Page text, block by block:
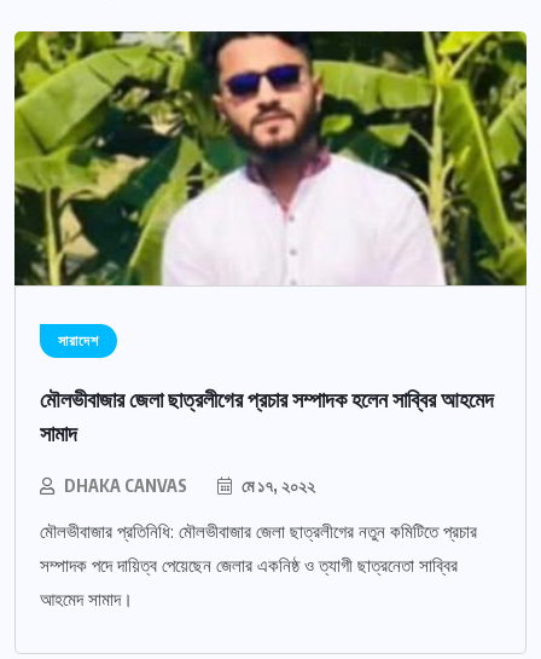
সারাদেশ
মৌলভীবাজার জেলা ছাত্রলীগের প্রচার সম্পাদক হলেন সাব্বির আহমেদ
সামাদ
DHAKA CANVAS মে ১৭, ২০২২
মৌলভীবাজার প্রতিনিধি: মৌলভীবাজার জেলা ছাত্রলীগের নতুন কমিটিতে প্রচার
সম্পাদক পদে দায়িত্ব পেয়েছেন জেলার একনিষ্ঠ ও ত্যাগী ছাত্রনেতা সাব্বির
আহমেদ সামাদ।